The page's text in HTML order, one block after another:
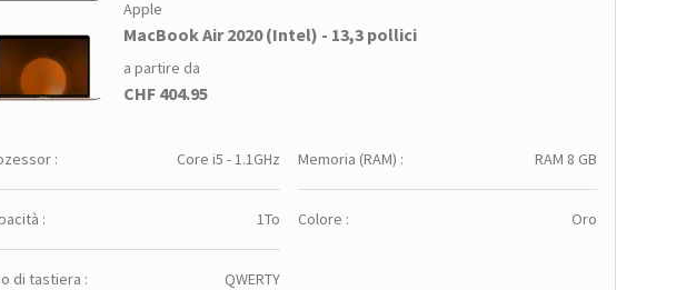
Apple
MacBook Air 2020 (Intel) - 13,3 pollici
a partire da
CHF 404.95
: Core i5 - 1.1GHz Memoria (RAM) : RAM 8 GB
: 1To Colore : Oro
di tastiera : QWERTY